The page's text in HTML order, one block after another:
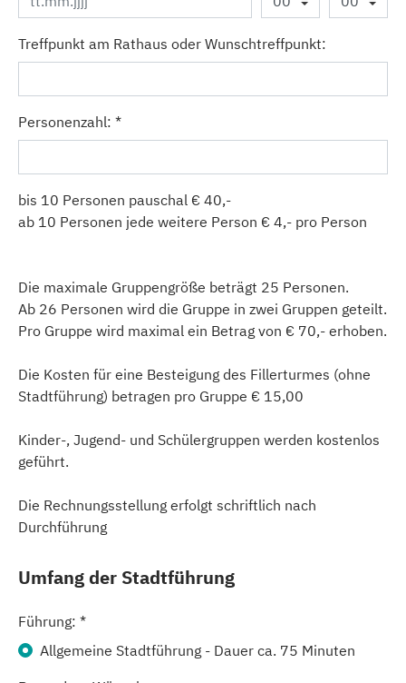
Treffpunkt am Rathaus oder Wunschtreffpunkt:
Personenzahl: *
bis 10 Personen pauschal € 40,-
ab 10 Personen jede weitere Person € 4,- pro Person
Die maximale Gruppengröße beträgt 25 Personen.
Ab 26 Personen wird die Gruppe in zwei Gruppen geteilt.
Pro Gruppe wird maximal ein Betrag von € 70,- erhoben.
Die Kosten für eine Besteigung des Fillerturmes (ohne
Stadtführung) betragen pro Gruppe € 15,00
Kinder-, Jugend- und Schülergruppen werden kostenlos
geführt.
Die Rechnungsstellung erfolgt schriftlich nach
Durchführung
Umfang der Stadtführung
Führung: *
Allgemeine Stadtführung - Dauer ca. 75 Minuten